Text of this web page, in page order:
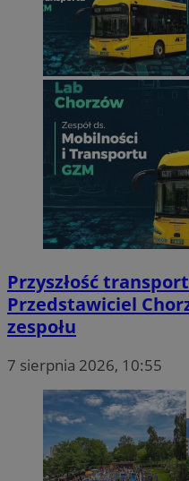
Przyszłość
Przedstawiciel
zespołu
7 sierpnia 2026, 10:55